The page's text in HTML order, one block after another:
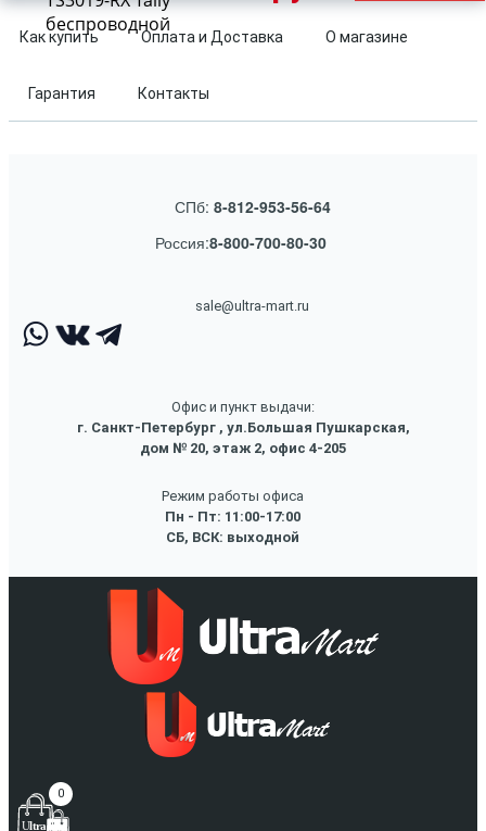
Как купить Оплата и Доставка О магазине
Гарантия Контакты
СПб: 8-812-953-56-64
Россия:8-800-700-80-30
sale@ultra-mart.ru
Офис и пункт выдачи:
г. Санкт-Петербург , ул.Большая Пушкарская,
дом № 20, этаж 2, офис 4-205
Режим работы офиса
Пн - Пт: 11:00-17:00
СБ, ВСК: выходной
0
беспроводной